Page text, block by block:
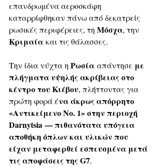
επανδρωμένα αεροσκάφη
καταρρίφθηκαν πάνω από δεκατρείς
ρωσικές περιφέρειες, τη Μόσχα, την
Κριμαία και τις θάλασσες.
Την ίδια νύχτα η Ρωσία απάντησε με
πλήγματα υψηλής ακρίβειας στο
κέντρο του Κιέβου, πλήττοντας για
πρώτη φορά ένα άκρως απόρρητο
«Αντικείμενο Νο. 1» στην περιοχή
Darnytsia — πιθανότατα υπόγεια
αποθήκη όπλων και υλικών που
είχαν μεταφερθεί εσπευσμένα μετά
τις αποφάσεις της G7.